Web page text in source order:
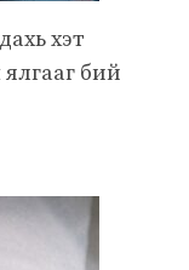
хэт
бий